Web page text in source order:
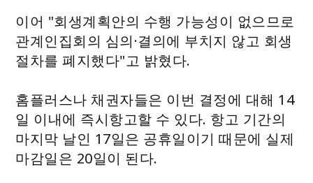
이어 "회생계획안의 수행 가능성이 없으므로
관계인집회의 심의·결의에 부치지 않고 회생
절차를 폐지했다"고 밝혔다.
홈플러스나 채권자들은 이번 결정에 대해 14
일 이내에 즉시항고할 수 있다. 항고 기간의
마지막 날인 17일은 공휴일이기 때문에 실제
마감일은 20일이 된다.